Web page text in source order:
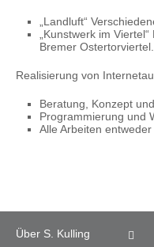
„Landluft“
„Kunstwerk im
Bremer Ostertorviertel.
Realisierung von
Beratung, Konzept
Programmierung und
Alle Arbeiten
Über S. Kulling